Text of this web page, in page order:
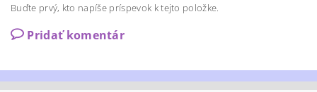
Buďte prvý, kto napíše príspevok k tejto položke.
Pridať komentár